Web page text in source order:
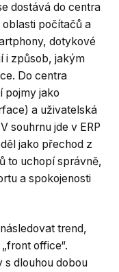
dostává do centra
počítačů a
dotykové
i způsob, jakým
Do centra
pojmy jako
a uživatelská
souhrnu jde v ERP
jako přechod z
to uchopí správně,
a spokojenosti
trend,
office“.
s dlouhou dobou